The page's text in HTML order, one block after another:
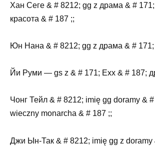
Хан Сеге & # 8212; gg z драма & #
красота & # 187 ;;
Юн Нана & # 8212; gg z драма & # 171;
Йи Руми — gs z & # 171; Exx & # 187;
Чонг Тейл & # 8212; imię gg doramy &
wieczny monarcha & # 187 ;;
Джи Ын-Так & # 8212; imię gg z doramy